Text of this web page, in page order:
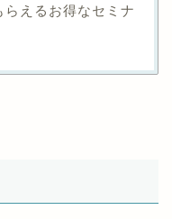
えるお得なセミナ